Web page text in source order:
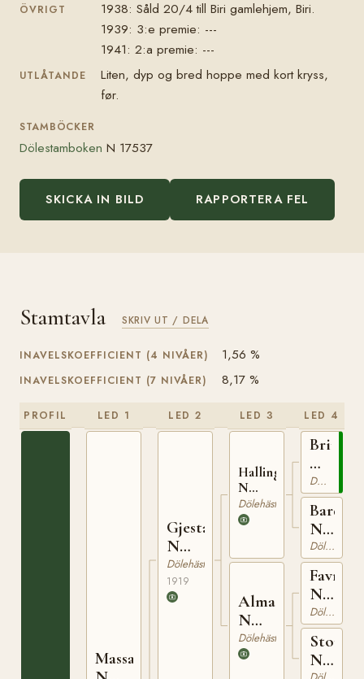
ÖVRIGT
1938: Såld 20/4 till Biri gamlehjem, Biri.
1939: 3:e premie: ---
1941: 2:a premie: ---
UTLÅTANDE
Liten, dyp og bred hoppe med kort kryss,
før.
STAMBÖCKER
Dölestamboken N 17537
SKICKA IN BILD RAPPORTERA FEL
Stamtavla SKRIV UT / DELA
INAVELSKOEFFICIENT (4 NIVÅER) 1,56 %
INAVELSKOEFFICIENT (7 NIVÅER) 8,17 %
PROFIL LED 1
Massar
LED 2
Gjestar
N
1185
Dölehäst
1919
LED 3
Hallingkongen
N
1020
Dölehäst
Alma
N
4772
Dölehäst
LED 4
Brimin
N
825
Dölehäst
Bardo
N
3505
Dölehäst
Favner
N
772Dölehäst
N